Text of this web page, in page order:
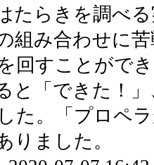
たらきを調べ
組み合わせに
回すことがで
と「できた！
た。「プロペ
りました。